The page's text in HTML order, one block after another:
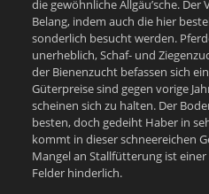
die gewöhnliche Allgäu’sche.
Belang, indem auch die hier
sonderlich besucht werden.
unerheblich, Schaf- und
der Bienenzucht befassen sich
Güterpreise sind gegen vorige
scheinen sich zu halten. Der
besten, doch gedeiht Haber in
kommt in dieser schneereichen
Mangel an Stallfütterung ist
Felder hinderlich.